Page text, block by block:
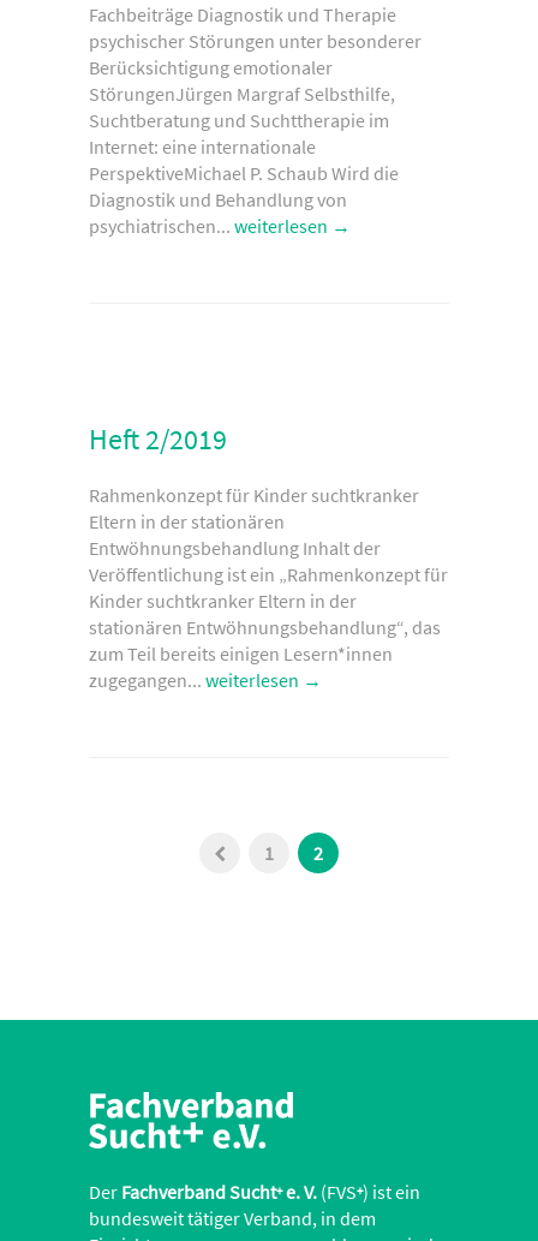
Fachbeiträge Diagnostik und Therapie
psychischer Störungen unter besonderer
Berücksichtigung emotionaler
StörungenJürgen Margraf Selbsthilfe,
Suchtberatung und Suchttherapie im
Internet: eine internationale
PerspektiveMichael P. Schaub Wird die
Diagnostik und Behandlung von
psychiatrischen... weiterlesen →
Heft 2/2019
Rahmenkonzept für Kinder suchtkranker
Eltern in der stationären
Entwöhnungsbehandlung Inhalt der
Veröffentlichung ist ein „Rahmenkonzept für
Kinder suchtkranker Eltern in der
stationären Entwöhnungsbehandlung“, das
zum Teil bereits einigen Lesern*innen
zugegangen... weiterlesen →
1 2
Der Fachverband Sucht+e. V. (FVS+) ist ein
bundesweit tätiger Verband, in dem